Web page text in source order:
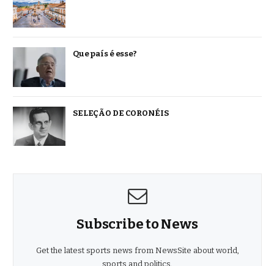
Que país é esse?
SELEÇÃO DE CORONÉIS
Subscribe to News
Get the latest sports news from NewsSite about world,
sports and politics.